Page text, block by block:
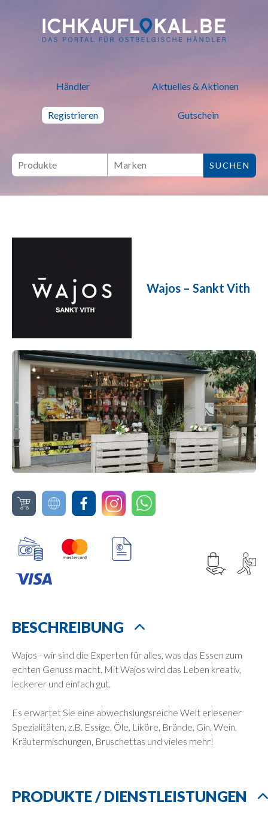
ich kauf lokal - Bei lokalen
Händler Aktuelles & Aktionen
Registrieren Gutschein
Wajos – Sankt Vith
BESCHREIBUNG
Wajos - wir sind die Experten für alles, was das Essen zum
echten Genuss macht. Mit Wajos wird das Leben kreativ,
leckerer und einfach gut.
Es erwartet Sie eine abwechslungsreiche Welt erlesener
Spezialitäten, z.B. Essige, Öle, Liköre, Brände, Gin, Wein,
Kräutermischungen, Bruschettas und vieles mehr!
PRODUKTE / DIENSTLEISTUNGEN